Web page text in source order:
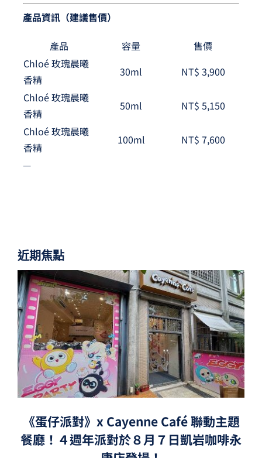
產品資訊（建議售價）
產品 容量
售價
Chloé 玫瑰晨曦
香精
30ml
NT$ 3,900
Chloé 玫瑰晨曦
香精
50ml
NT$ 5,150
Chloé 玫瑰晨曦
香精
100ml
NT$ 7,600
—
近期焦點
《蛋仔派對》x Cayenne Café 聯動主題
餐廳！４週年派對於８月７日凱岩咖啡永